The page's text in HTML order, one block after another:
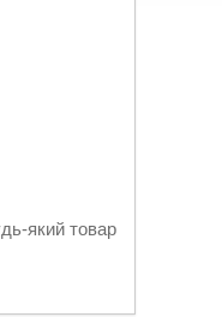
який товар